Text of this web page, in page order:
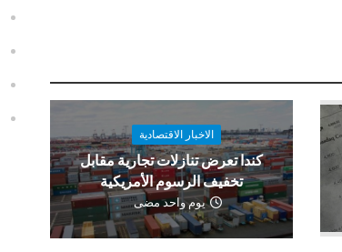
الاخبار الاقتصادية
كندا تعرض تنازلات تجارية مقابل
تخفيف الرسوم الأمريكية
يوم واحد مضى